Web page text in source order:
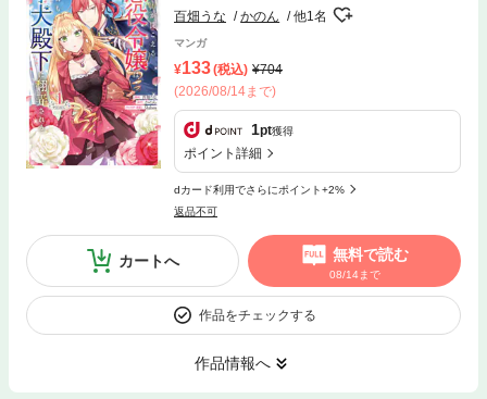
百畑うな かのん 他1名
マンガ
133(税込)
704
(2026/08/14まで)
1pt獲得
ポイント詳細
dカード利用でさらにポイント+2%
返品不可
カートへ 無料で読む
08/14まで
作品をチェックする
作品情報へ